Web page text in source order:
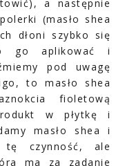
a następnie
(masło shea
dłoni szybko się
go aplikować i
pod uwagę
to masło shea
fioletową
w płytkę i
masło shea i
tę czynność, ale
ma za zadanie